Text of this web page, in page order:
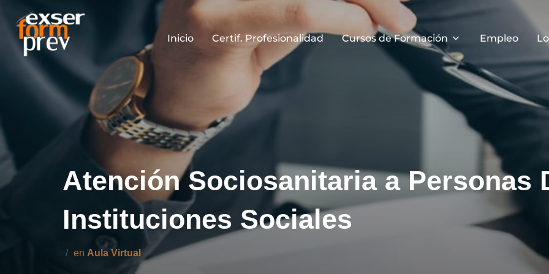
contenido
Inicio Certif. Profesionalidad Cursos de Formación Empleo
Atención Sociosanitaria a Personas
Instituciones Sociales
en Aula Virtual